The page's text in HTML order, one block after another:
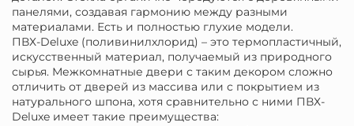
панелями, создавая гармонию между разными
материалами. Есть и полностью глухие модели.
ПВХ-Deluxe (поливинилхлорид) – это термопластичный,
искусственный материал, получаемый из природного
сырья. Межкомнатные двери с таким декором сложно
отличить от дверей из массива или с покрытием из
натурального шпона, хотя сравнительно с ними ПВХ-
Deluxe имеет такие преимущества: